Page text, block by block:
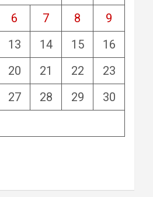
6 7 8
9
13 14 15
16
20 21 22
23
27 28 29
30